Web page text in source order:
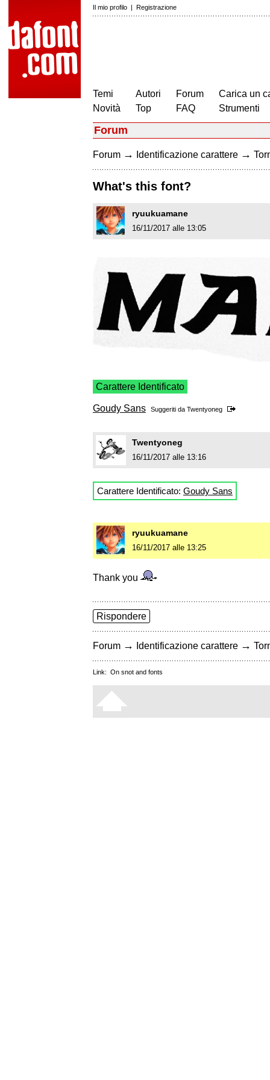
Il mio profilo | Registrazione
Temi
Novità
Autori
Top
Forum
FAQ
Carica un
Strumenti
Forum
Forum → Identificazione carattere →
What's this font?
ryuukuamane
16/11/2017 alle 13:05
Carattere Identificato
Goudy Sans Suggeriti da Twentyoneg
Twentyoneg
16/11/2017 alle 13:16
Carattere Identificato: Goudy Sans
ryuukuamane
16/11/2017 alle 13:25
Thank you
Rispondere
Forum → Identificazione carattere →
Link: On snot and fonts